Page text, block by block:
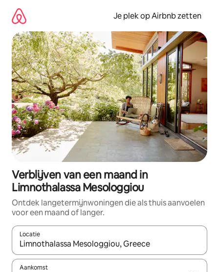
direct
naar
inhoud
Je plek op Airbnb zetten
Verblijven van een maand in
Limnothalassa Mesologgiou
Ontdek langetermijnwoningen die als thuis aanvoelen
voor een maand of langer.
Locatie
Wanneer er resultaten beschikbaar zijn, maak je een keuze
Aankomst